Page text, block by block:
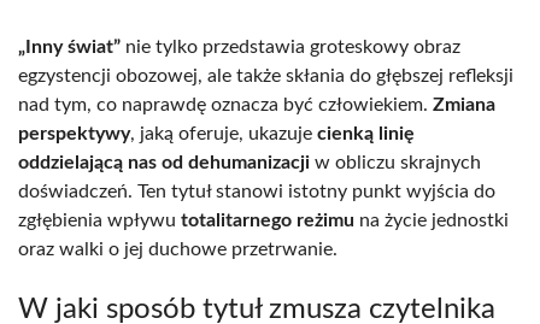
„Inny świat” nie tylko przedstawia groteskowy obraz
egzystencji obozowej, ale także skłania do głębszej refleksji
nad tym, co naprawdę oznacza być człowiekiem. Zmiana
perspektywy, jaką oferuje, ukazuje cienką linię
oddzielającą nas od dehumanizacji w obliczu skrajnych
doświadczeń. Ten tytuł stanowi istotny punkt wyjścia do
zgłębienia wpływu totalitarnego reżimu na życie jednostki
oraz walki o jej duchowe przetrwanie.
W jaki sposób tytuł zmusza czytelnika